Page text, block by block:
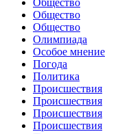
Общество
Общество
Олимпиада
Особое мнение
Погода
Политика
Происшествия
Происшествия
Происшествия
Происшествия